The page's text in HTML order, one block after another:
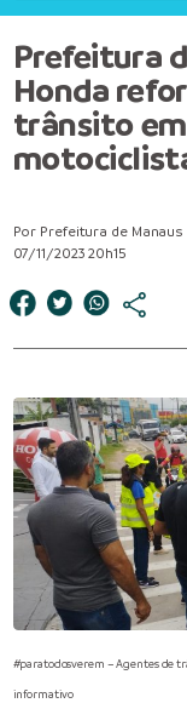
Prefeitura
Honda
trânsito
Por Prefeitura de Manaus
07/11/2023 20h15
#paratodosverem – Agentes de
informativo